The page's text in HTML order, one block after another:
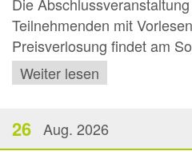
Teilnehmenden mit
Preisverlosung findet am
Weiter lesen
26 Aug. 2026